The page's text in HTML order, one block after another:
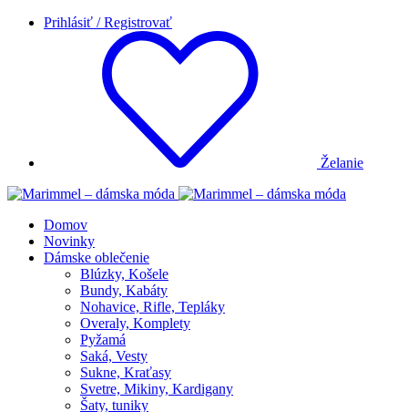
Prihlásiť / Registrovať
Želanie
Domov
Novinky
Dámske oblečenie
Blúzky, Košele
Bundy, Kabáty
Nohavice, Rifle, Tepláky
Overaly, Komplety
Pyžamá
Saká, Vesty
Sukne, Kraťasy
Svetre, Mikiny, Kardigany
Šaty, tuniky